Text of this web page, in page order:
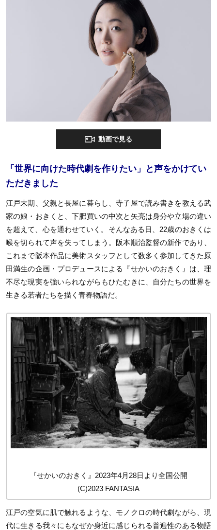
動画で見る
「世界に向けた時代劇を作りたい」と声をかけてい
ただきました
江戸末期、父親と長屋に暮らし、寺子屋で読み書きを教える武
家の娘・おきくと、下肥買いの中次と矢亮は身分や立場の違い
を超えて、心を通わせていく。そんなある日、22歳のおきくは
喉を切られて声を失ってしまう。阪本順治監督の新作であり、
これまで阪本作品に美術スタッフとして数多く参加してきた原
田満生の企画・プロデュースによる『せかいのおきく』は、理
不尽な現実を強いられながらもひたむきに、自分たちの世界を
生きる若者たちを描く青春物語だ。
『せかいのおきく』2023年4月28日より全国公開
(C)2023 FANTASIA
江戸の空気に肌で触れるような、モノクロの時代劇ながら、現
代に生きる我々にもなぜか身近に感じられる普遍性のある物語